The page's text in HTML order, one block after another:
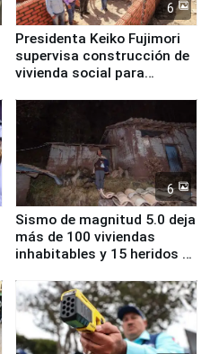
6
Presidenta Keiko Fujimori
supervisa construcción de
vivienda social para
6
Sismo de magnitud 5.0 deja
más de 100 viviendas
inhabitables y 15 heridos en